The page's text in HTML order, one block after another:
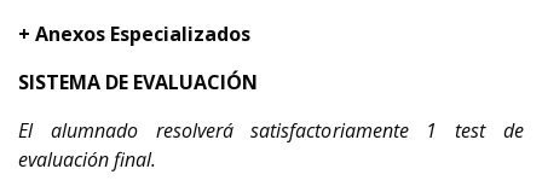
+ Anexos Especializados
SISTEMA DE EVALUACIÓN
El alumnado resolverá satisfactoriamente 1 test de
evaluación final.